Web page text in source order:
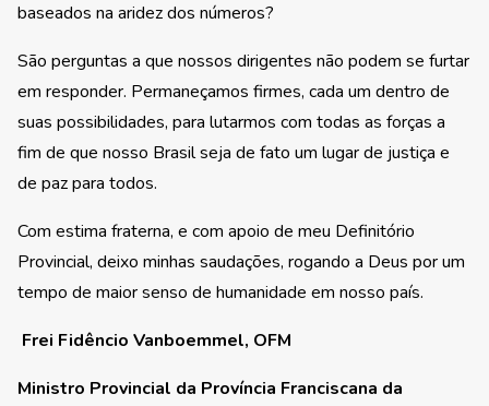
baseados na aridez dos números?
São perguntas a que nossos dirigentes não podem se furtar
em responder. Permaneçamos firmes, cada um dentro de
suas possibilidades, para lutarmos com todas as forças a
fim de que nosso Brasil seja de fato um lugar de justiça e
de paz para todos.
Com estima fraterna, e com apoio de meu Definitório
Provincial, deixo minhas saudações, rogando a Deus por um
tempo de maior senso de humanidade em nosso país.
Frei Fidêncio Vanboemmel, OFM
Ministro Provincial da Província Franciscana da